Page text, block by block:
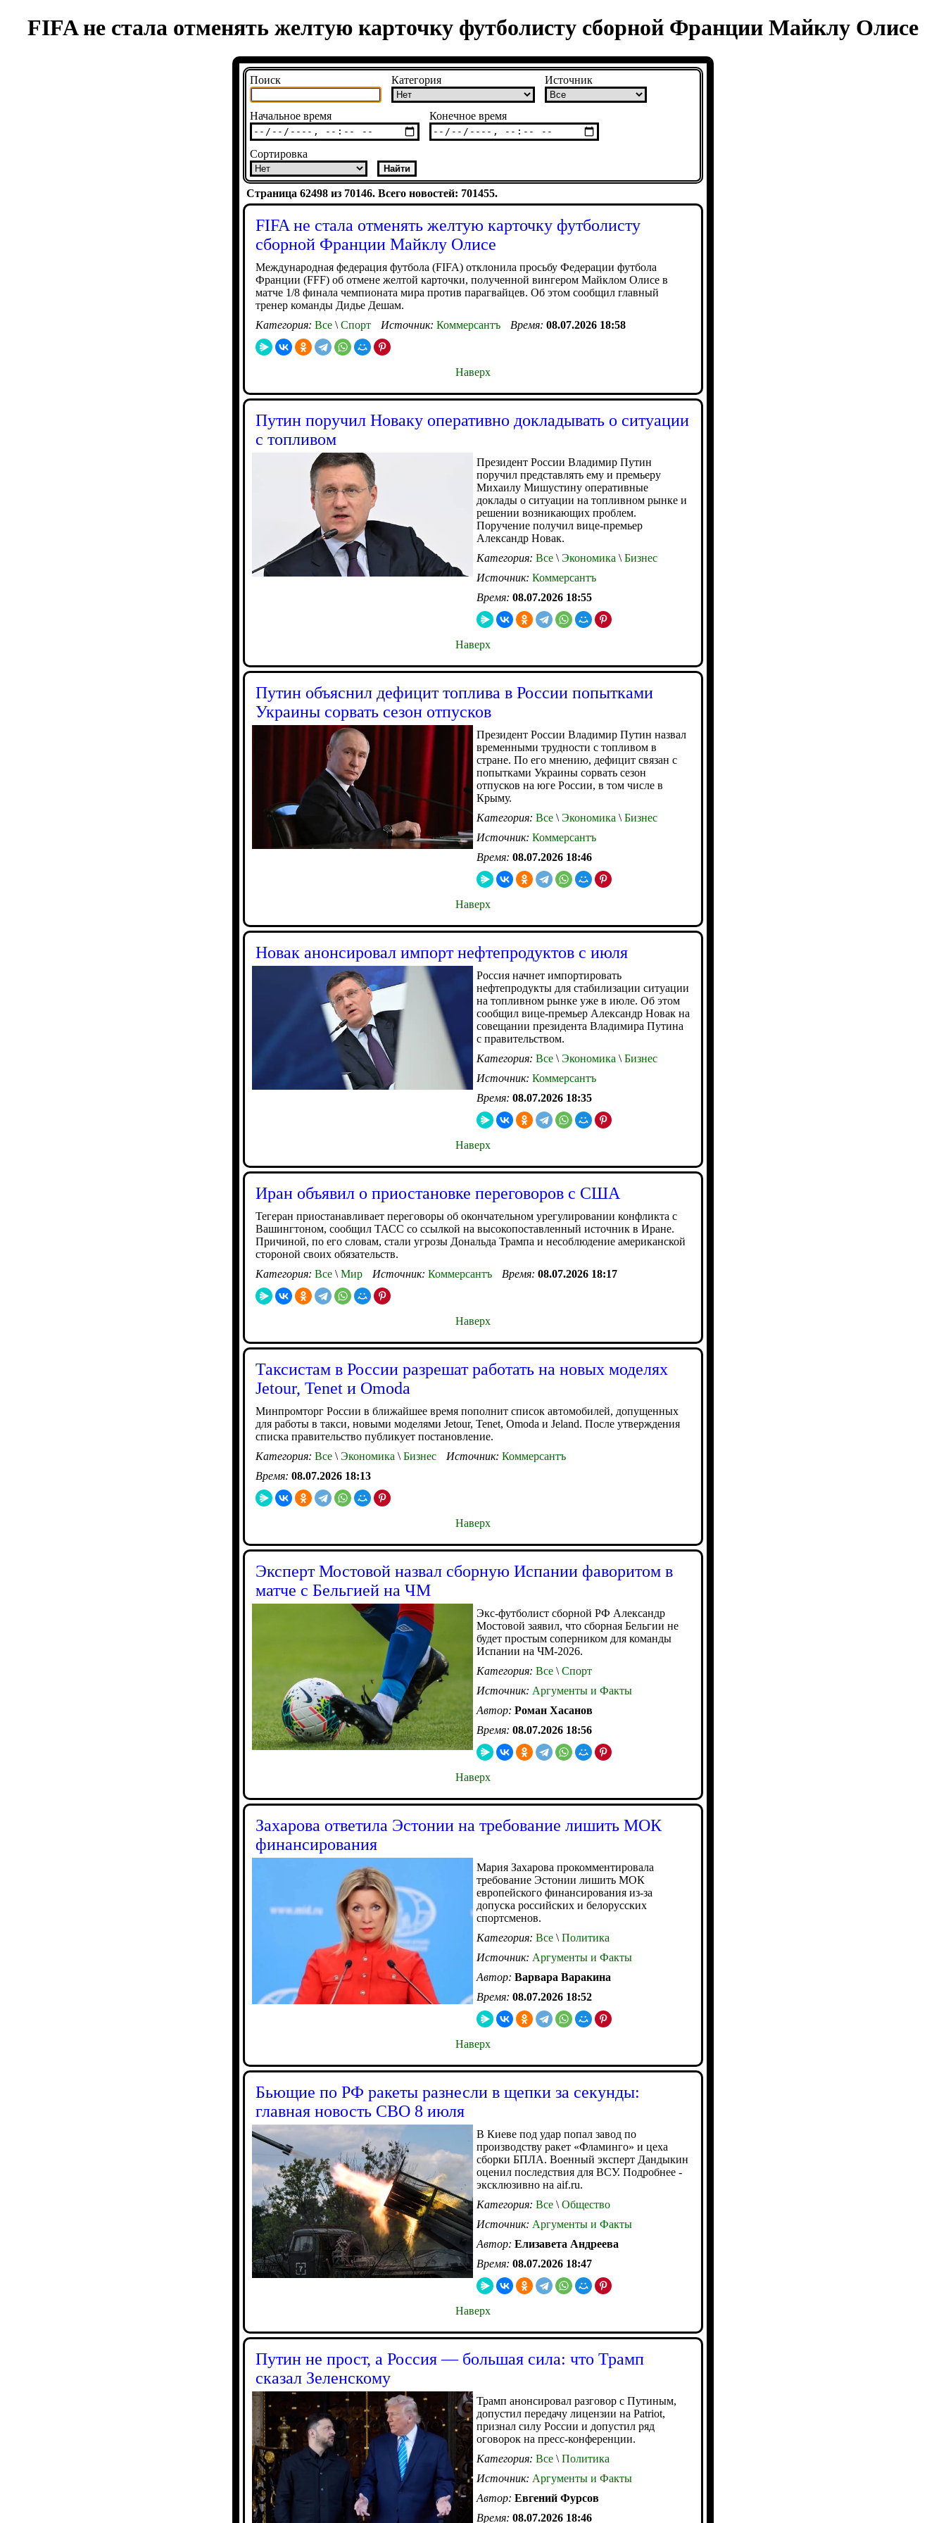
FIFA не стала отменять желтую карточку футболисту сборной Франции Майклу Олисе
Поиск Категория Источник
Начальное время Конечное время
Сортировка
Страница 62498 из 70146. Всего новостей: 701455.
FIFA не стала отменять желтую карточку футболисту
сборной Франции Майклу Олисе
Международная федерация футбола (FIFA) отклонила просьбу Федерации футбола
Франции (FFF) об отмене желтой карточки, полученной вингером Майклом Олисе в
матче 1/8 финала чемпионата мира против парагвайцев. Об этом сообщил главный
тренер команды Дидье Дешам.
Категория: Все \ Спорт Источник: Коммерсантъ Время: 08.07.2026 18:58
Наверх
Путин поручил Новаку оперативно докладывать о ситуации
с топливом
Президент России Владимир Путин
поручил представлять ему и премьеру
Михаилу Мишустину оперативные
доклады о ситуации на топливном рынке и
решении возникающих проблем.
Поручение получил вице-премьер
Александр Новак.
Категория: Все \ Экономика \ Бизнес
Источник: Коммерсантъ
Время: 08.07.2026 18:55
Наверх
Путин объяснил дефицит топлива в России попытками
Украины сорвать сезон отпусков
Президент России Владимир Путин назвал
временными трудности с топливом в
стране. По его мнению, дефицит связан с
попытками Украины сорвать сезон
отпусков на юге России, в том числе в
Крыму.
Категория: Все \ Экономика \ Бизнес
Источник: Коммерсантъ
Время: 08.07.2026 18:46
Наверх
Новак анонсировал импорт нефтепродуктов с июля
Россия начнет импортировать
нефтепродукты для стабилизации ситуации
на топливном рынке уже в июле. Об этом
сообщил вице-премьер Александр Новак на
совещании президента Владимира Путина
с правительством.
Категория: Все \ Экономика \ Бизнес
Источник: Коммерсантъ
Время: 08.07.2026 18:35
Наверх
Иран объявил о приостановке переговоров с США
Тегеран приостанавливает переговоры об окончательном урегулировании конфликта с
Вашингтоном, сообщил ТАСС со ссылкой на высокопоставленный источник в Иране.
Причиной, по его словам, стали угрозы Дональда Трампа и несоблюдение американской
стороной своих обязательств.
Категория: Все \ Мир Источник: Коммерсантъ Время: 08.07.2026 18:17
Наверх
Таксистам в России разрешат работать на новых моделях
Jetour, Tenet и Omoda
Минпромторг России в ближайшее время пополнит список автомобилей, допущенных
для работы в такси, новыми моделями Jetour, Tenet, Omoda и Jeland. После утверждения
списка правительство публикует постановление.
Категория: Все \ Экономика \ Бизнес Источник: Коммерсантъ
Время: 08.07.2026 18:13
Наверх
Эксперт Мостовой назвал сборную Испании фаворитом в
матче с Бельгией на ЧМ
Экс-футболист сборной РФ Александр
Мостовой заявил, что сборная Бельгии не
будет простым соперником для команды
Испании на ЧМ-2026.
Категория: Все \ Спорт
Источник: Аргументы и Факты
Автор: Роман Хасанов
Время: 08.07.2026 18:56
Наверх
Захарова ответила Эстонии на требование лишить МОК
финансирования
Мария Захарова прокомментировала
требование Эстонии лишить МОК
европейского финансирования из-за
допуска российских и белорусских
спортсменов.
Категория: Все \ Политика
Источник: Аргументы и Факты
Автор: Варвара Варакина
Время: 08.07.2026 18:52
Наверх
Бьющие по РФ ракеты разнесли в щепки за секунды:
главная новость СВО 8 июля
В Киеве под удар попал завод по
производству ракет «Фламинго» и цеха
сборки БПЛА. Военный эксперт Дандыкин
оценил последствия для ВСУ. Подробнее -
эксклюзивно на aif.ru.
Категория: Все \ Общество
Источник: Аргументы и Факты
Автор: Елизавета Андреева
Время: 08.07.2026 18:47
Наверх
Путин не прост, а Россия — большая сила: что Трамп
сказал Зеленскому
Трамп анонсировал разговор с Путиным,
допустил передачу лицензии на Patriot,
признал силу России и допустил ряд
оговорок на пресс-конференции.
Категория: Все \ Политика
Источник: Аргументы и Факты
Автор: Евгений Фурсов
Время: 08.07.2026 18:46